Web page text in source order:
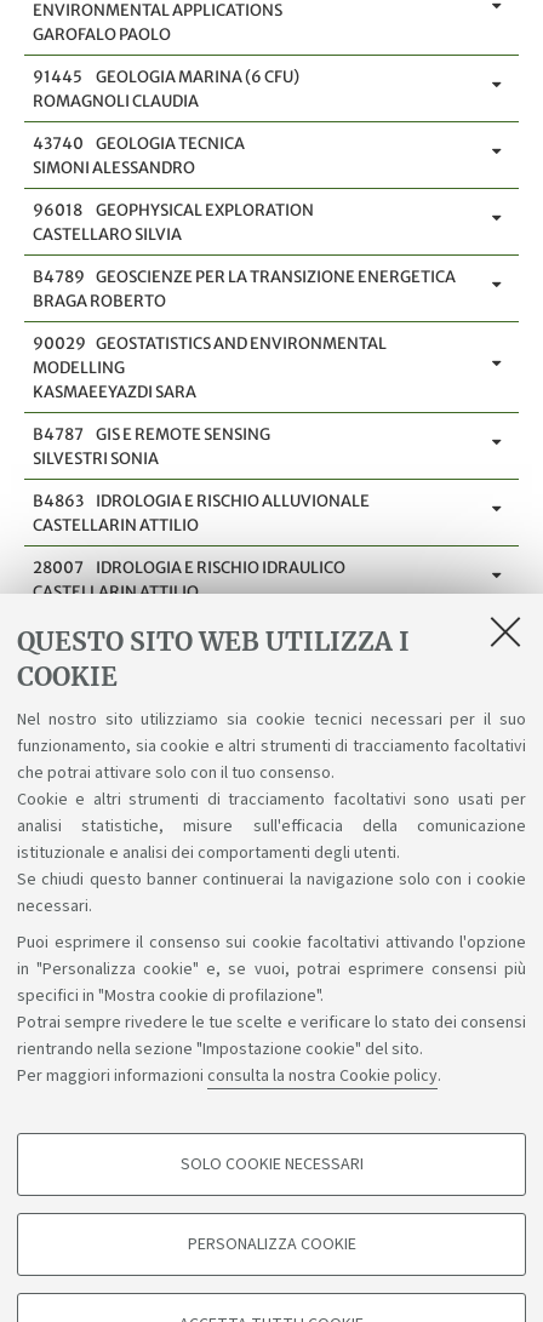
QUESTO SITO WEB UTILIZZA I
COOKIE
Nel nostro sito utilizziamo sia cookie tecnici necessari per il suo
funzionamento, sia cookie e altri strumenti di tracciamento facoltativi
che potrai attivare solo con il tuo consenso.
Cookie e altri strumenti di tracciamento facoltativi sono usati per
analisi statistiche, misure sull'efficacia della comunicazione
istituzionale e analisi dei comportamenti degli utenti.
Se chiudi questo banner continuerai la navigazione solo con i cookie
necessari.
Puoi esprimere il consenso sui cookie facoltativi attivando l'opzione
in "Personalizza cookie" e, se vuoi, potrai esprimere consensi più
specifici in "Mostra cookie di profilazione".
Potrai sempre rivedere le tue scelte e verificare lo stato dei consensi
rientrando nella sezione "Impostazione cookie" del sito.
Per maggiori informazioni consulta la nostra Cookie policy.
COOKIE DI PROFILAZIONE - FACOLTATIVI
degli utenti, creare profili in base al loro comportamento sul sito, per analisi
di marketing.
SOLO COOKIE NECESSARI
PERSONALIZZA COOKIE
ENVIRONMENTAL APPLICATIONS
GAROFALO PAOLO
91445
GEOLOGIA MARINA (6 CFU)
ROMAGNOLI CLAUDIA
43740
GEOLOGIA TECNICA
SIMONI ALESSANDRO
96018
GEOPHYSICAL EXPLORATION
CASTELLARO SILVIA
B4789 GEOSCIENZE PER LA TRANSIZIONE ENERGETICA
BRAGA ROBERTO
90029 GEOSTATISTICS AND ENVIRONMENTAL
MODELLING
KASMAEEYAZDI SARA
B4787 GIS E REMOTE SENSING
SILVESTRI SONIA
B4863
IDROLOGIA E RISCHIO ALLUVIONALE
CASTELLARIN ATTILIO
28007
IDROLOGIA E RISCHIO IDRAULICO
CASTELLARIN ATTILIO
73317
INDUSTRIAL ECOLOGY
TUGNOLI ALESSANDRO
LA GEOLOGIA
LANDI GERMANA
1 2
Sosteniamo il diritto alla conoscenza
Seguici su:
Bologna - Via Zamboni, 33 - 40126 Bologna - PI: 01131710376 -
CF: 80007010376